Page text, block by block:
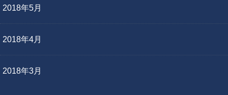
2018年5月
2018年4月
2018年3月